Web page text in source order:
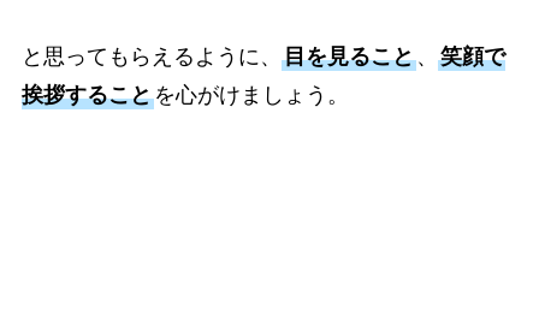
と思ってもらえるように、 目を見ること、 笑顔で
挨拶することを心がけましょう。